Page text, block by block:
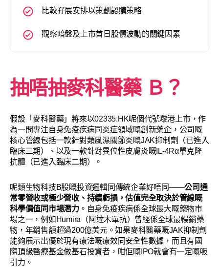
比較孖展安排以策劃認購策略
觀察暗盤及上市首日股價波動的關鍵因素
抽唔抽麥科醫藥 Ｂ ？
假設「麥科醫藥」將來以02335.HK呢個代號嚟港上市，作
為一間專注自身免疫疾病同炎症領域嘅創新藥企，公司嘅
核心管線包括一款針對類風濕關節炎嘅JAK抑制劑（已進入
臨床三期）、以及一款針對異位性皮膚炎嘅IL-4Rα單克隆
抗體（已進入臨床二期）。
呢類生物科技B股嘅投資邏輯同傳統企業好唔同——公司通
常零營收或極少營收、持續虧損，估值完全取決於管線嘅
科學價值同市場潛力。自身免疫疾病係全球最大嘅藥物市
場之一，例如Humira（阿達木單抗）曾經係全球最暢銷藥
物，年銷售額超過200億美元。如果麥科醫藥嘅JAK抑制劑
能夠展示出優於現有療法嘅療效同安全性數據，而且有國
際頂級醫療基金做基石投資者，咁佢嘅IPO就會有一定嘅吸
引力。